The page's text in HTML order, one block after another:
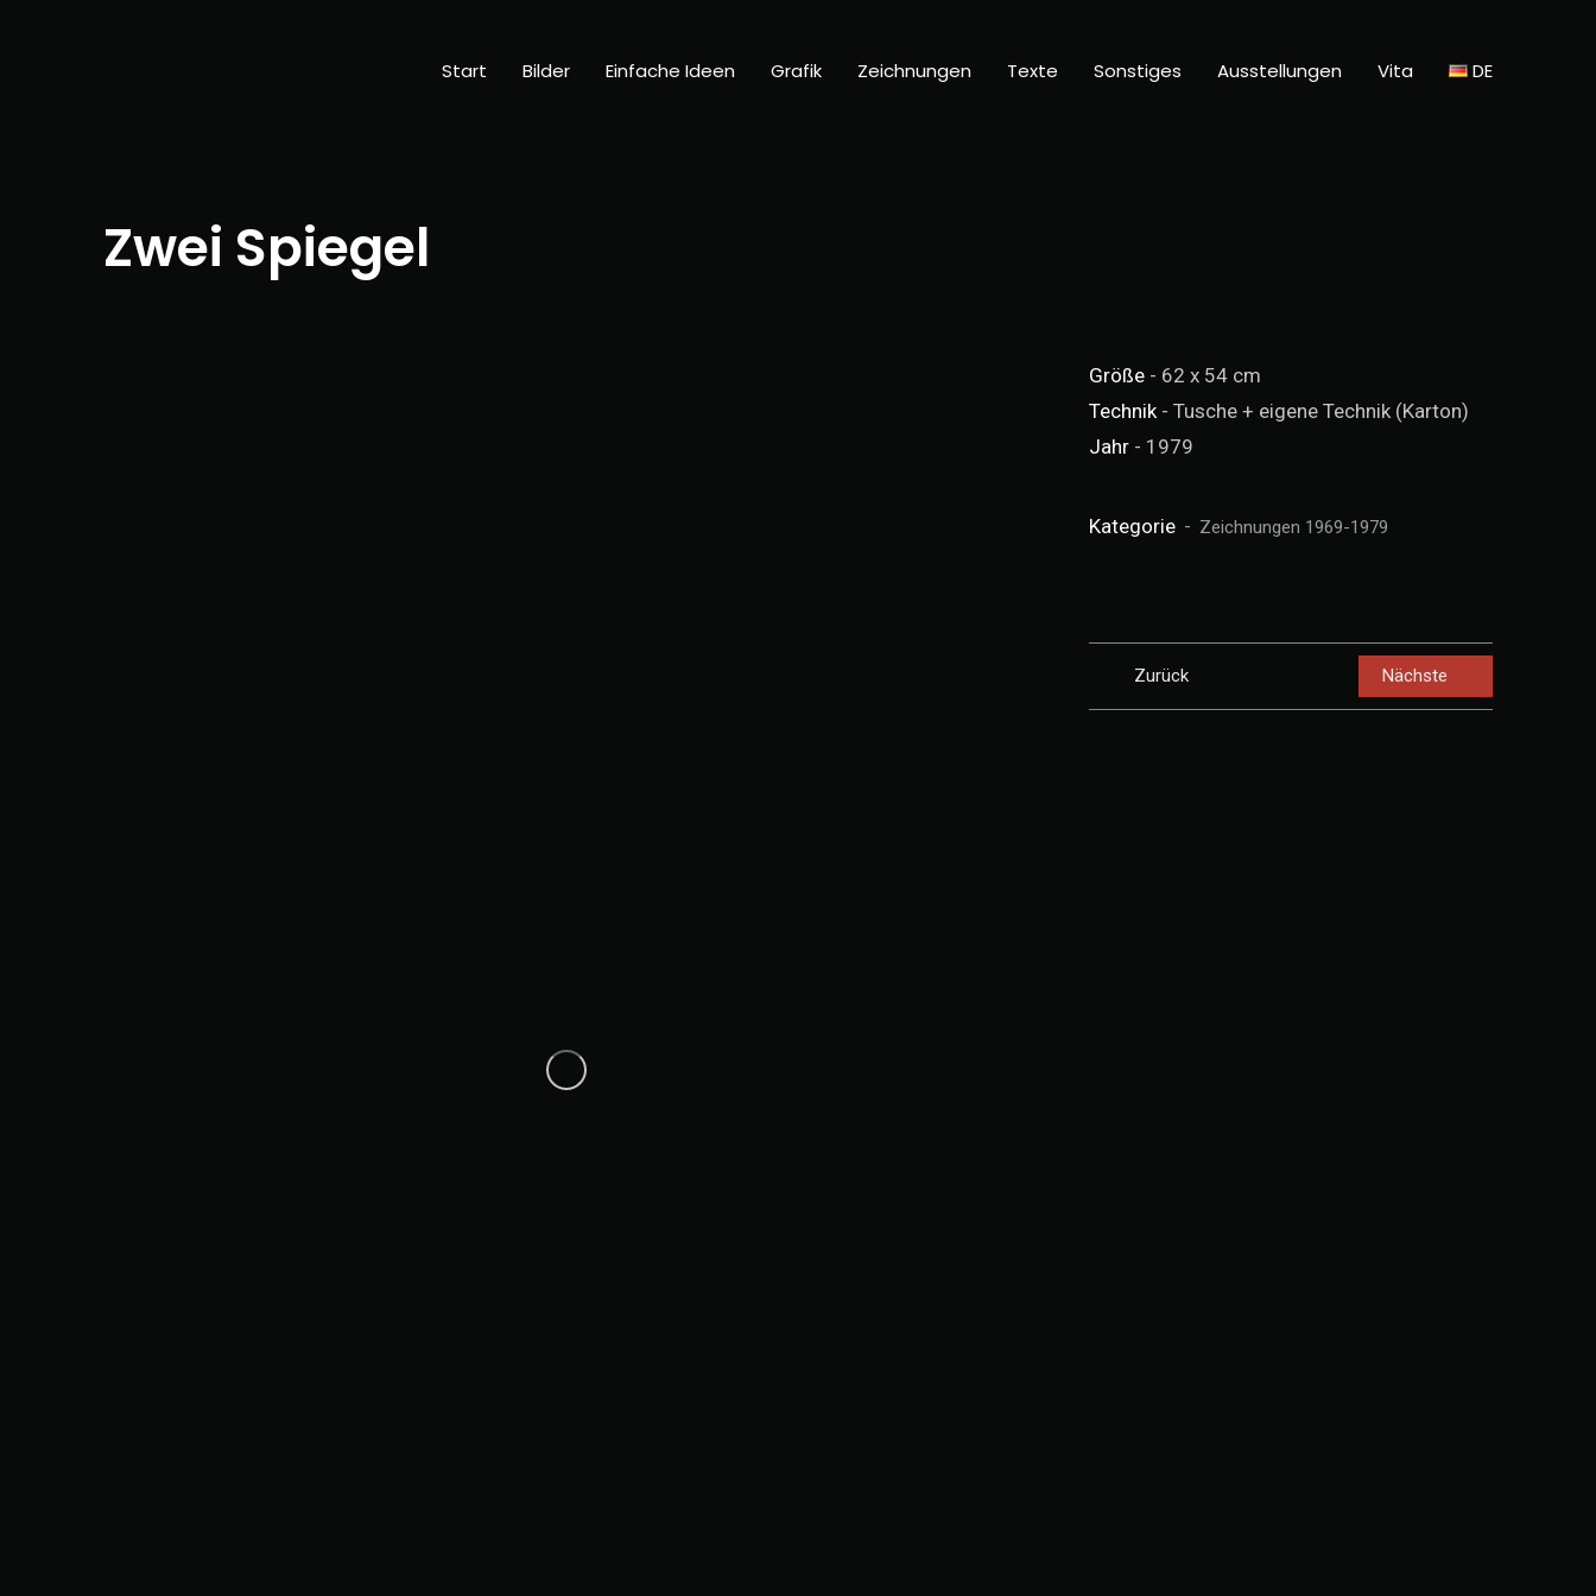
Start Bilder Einfache Ideen Grafik Zeichnungen Texte Sonstiges Ausstellungen Vita DE
Zwei Spiegel
Größe - 62 x 54 cm
Technik- Tusche + eigene Technik (Karton)
Jahr - 1979
Kategorie Zeichnungen 1969-1979
Zurück Nächste